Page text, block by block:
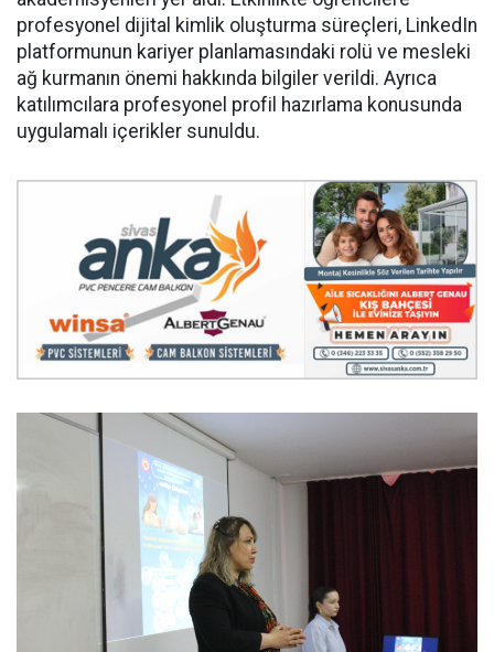
profesyonel dijital kimlik oluşturma süreçleri, LinkedIn
platformunun kariyer planlamasındaki rolü ve mesleki
ağ kurmanın önemi hakkında bilgiler verildi. Ayrıca
katılımcılara profesyonel profil hazırlama konusunda
uygulamalı içerikler sunuldu.